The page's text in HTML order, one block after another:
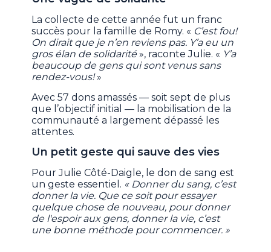
La collecte de cette année fut un franc
succès pour la famille de Romy. « C’est fou!
On dirait que je n’en reviens pas. Y’a eu un
gros élan de solidarité», raconte Julie. « Y’a
beaucoup de gens qui sont venus sans
rendez-vous!»
Avec 57 dons amassés — soit sept de plus
que l’objectif initial — la mobilisation de la
communauté a largement dépassé les
attentes.
Un petit geste qui sauve des vies
Pour Julie Côté-Daigle, le don de sang est
un geste essentiel. « Donner du sang, c’est
donner la vie. Que ce soit pour essayer
quelque chose de nouveau, pour donner
de l'espoir aux gens, donner la vie, c’est
une bonne méthode pour commencer. »